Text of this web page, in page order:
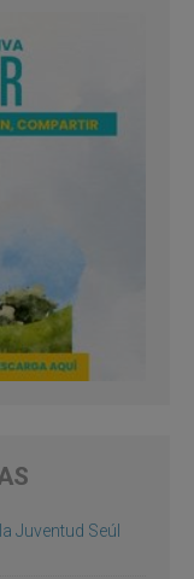
Juventud Seúl